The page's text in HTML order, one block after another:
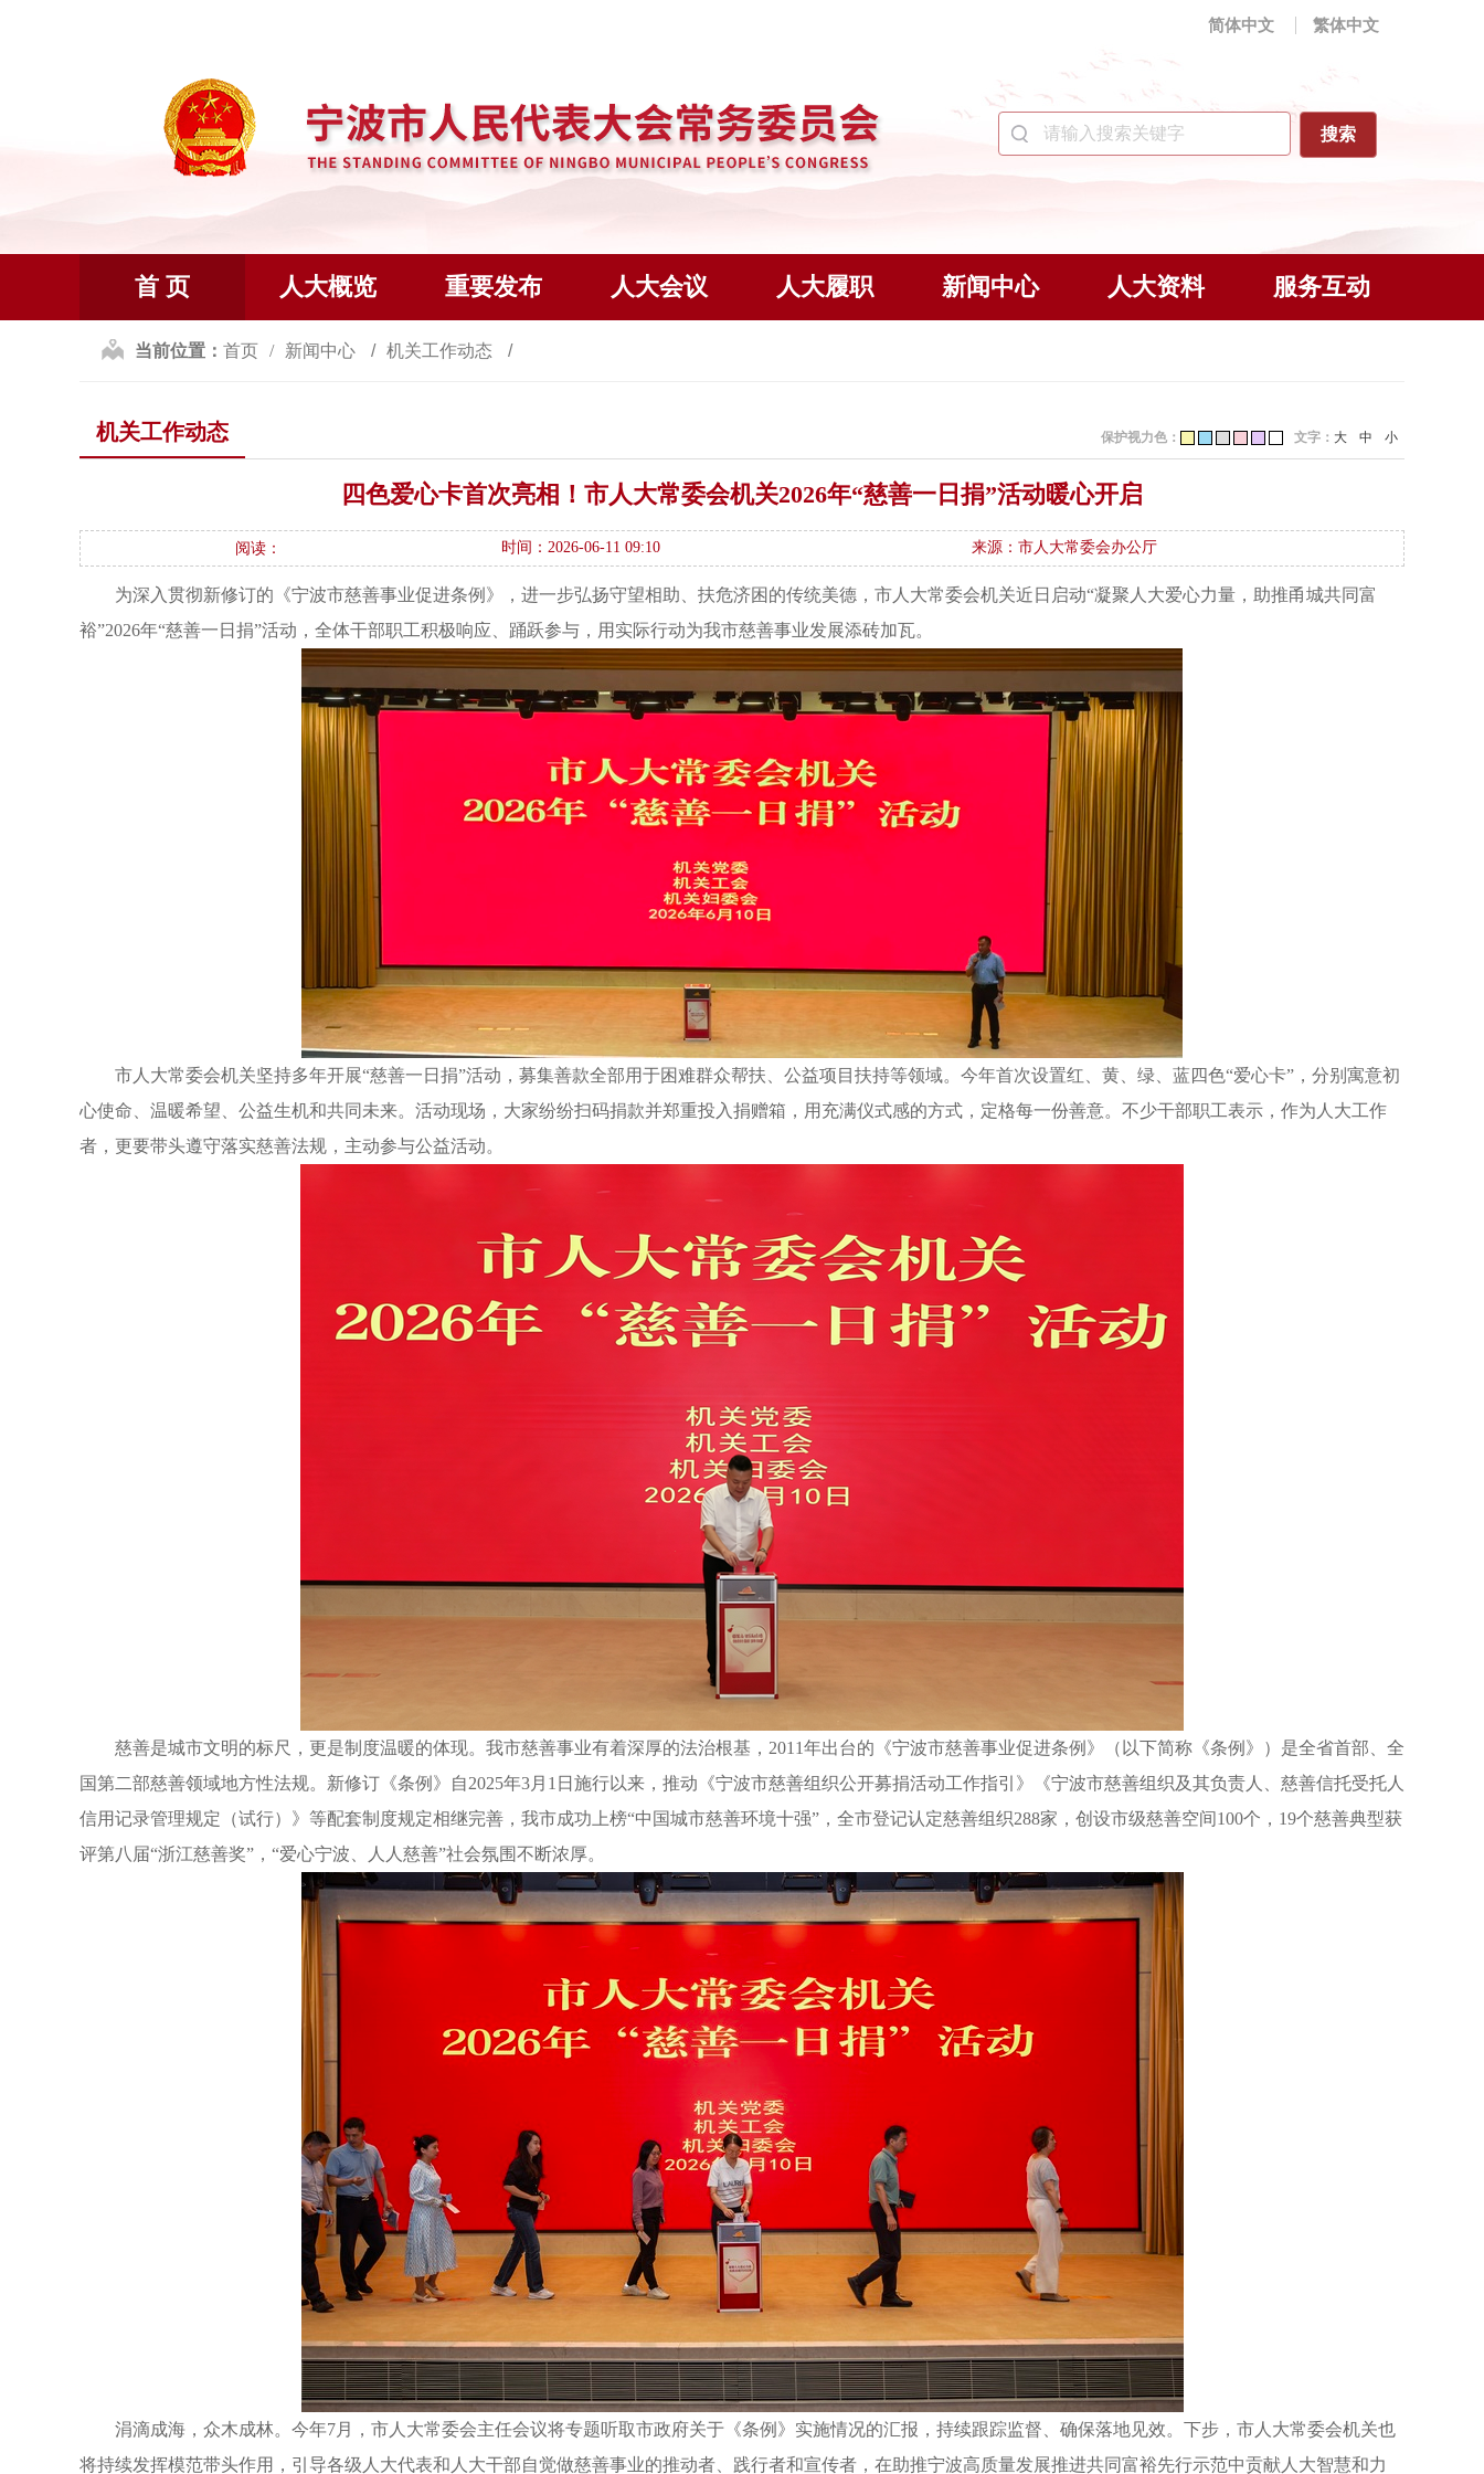
简体中文 繁体中文
首 页 人大概览 重要发布 人大会议 人大履职 新闻中心 人大资料 服务互动
当前位置： 首页 新闻中心 机关工作动态
机关工作动态 文字： 大 中 小
保护视力色：
四色爱心卡首次亮相！市人大常委会机关2026年“慈善一日捐”活动暖心开启
阅读： 时间：2026-06-11 09:10 来源：市人大常委会办公厅
为深入贯彻新修订的《宁波市慈善事业促进条例》，进一步弘扬守望相助、扶危济困的传统美德，市人大常委会机关近日启动“凝聚人大爱心力量，助推甬城共同富
裕”2026年“慈善一日捐”活动，全体干部职工积极响应、踊跃参与，用实际行动为我市慈善事业发展添砖加瓦。
市人大常委会机关坚持多年开展“慈善一日捐”活动，募集善款全部用于困难群众帮扶、公益项目扶持等领域。今年首次设置红、黄、绿、蓝四色“爱心卡”，分别寓意初
心使命、温暖希望、公益生机和共同未来。活动现场，大家纷纷扫码捐款并郑重投入捐赠箱，用充满仪式感的方式，定格每一份善意。不少干部职工表示，作为人大工作
者，更要带头遵守落实慈善法规，主动参与公益活动。
慈善是城市文明的标尺，更是制度温暖的体现。我市慈善事业有着深厚的法治根基，2011年出台的《宁波市慈善事业促进条例》（以下简称《条例》）是全省首部、全
国第二部慈善领域地方性法规。新修订《条例》自2025年3月1日施行以来，推动《宁波市慈善组织公开募捐活动工作指引》《宁波市慈善组织及其负责人、慈善信托受托人
信用记录管理规定（试行）》等配套制度规定相继完善，我市成功上榜“中国城市慈善环境十强”，全市登记认定慈善组织288家，创设市级慈善空间100个，19个慈善典型获
评第八届“浙江慈善奖”，“爱心宁波、人人慈善”社会氛围不断浓厚。
涓滴成海，众木成林。今年7月，市人大常委会主任会议将专题听取市政府关于《条例》实施情况的汇报，持续跟踪监督、确保落地见效。下步，市人大常委会机关也
将持续发挥模范带头作用，引导各级人大代表和人大干部自觉做慈善事业的推动者、践行者和宣传者，在助推宁波高质量发展推进共同富裕先行示范中贡献人大智慧和力